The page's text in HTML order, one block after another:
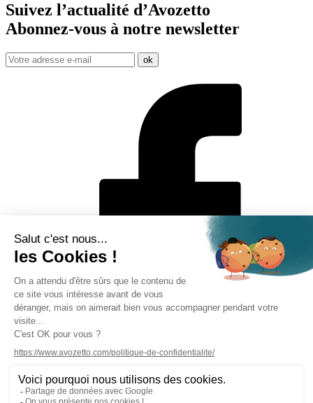
Suivez l’actualité d’Avozetto
Abonnez-vous à notre newsletter
Mentions légales
Politique de protection des données personnelles
CGV